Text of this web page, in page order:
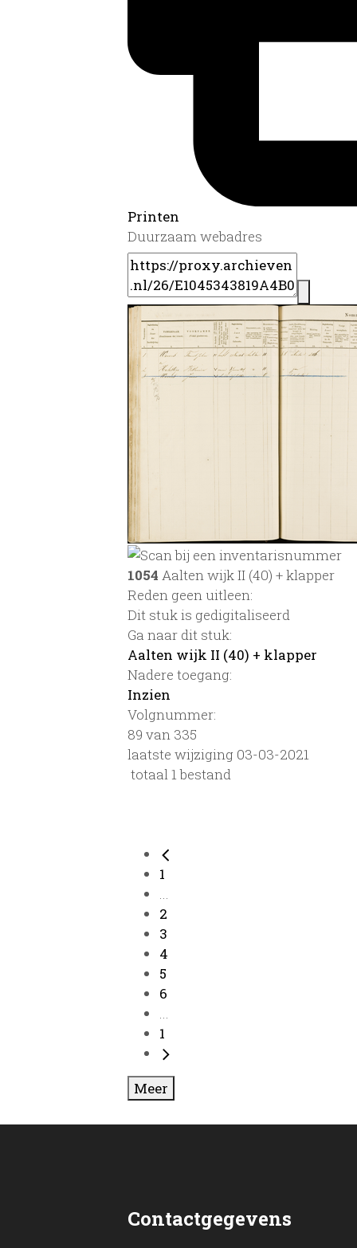
Printen
Duurzaam webadres
1054 Aalten wijk II (40) + klapper
Reden geen uitleen:
Dit stuk is gedigitaliseerd
Ga naar dit stuk:
Aalten wijk II (40) + klapper
Nadere toegang:
Inzien
Volgnummer:
89 van 335
laatste wijziging 03-03-2021
totaal 1 bestand
1
...
2
3
4
5
6
...
1
Meer
Contactgegevens